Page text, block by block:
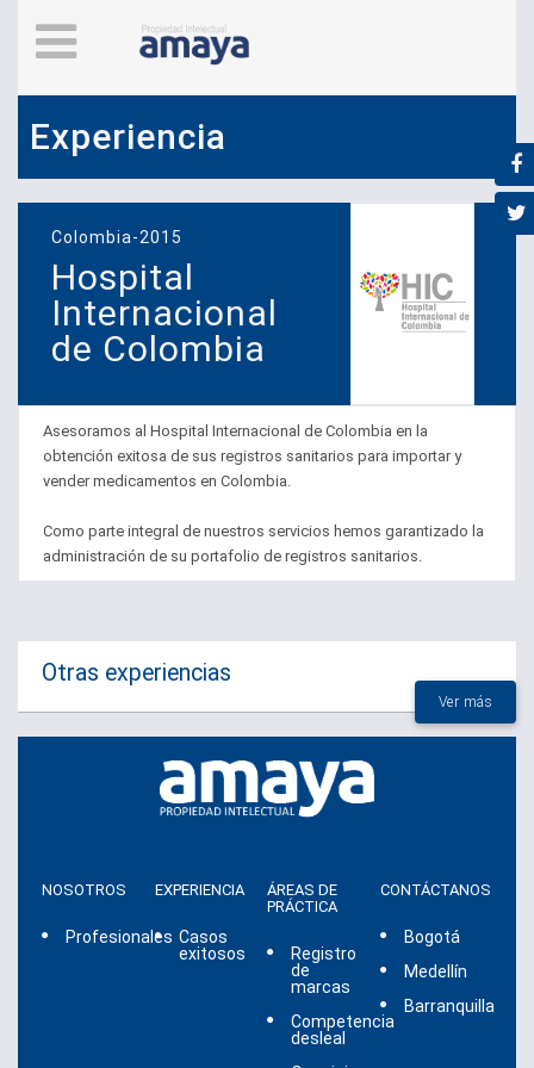
Experiencia
Colombia-2015
Hospital
Internacional
de Colombia
Asesoramos al Hospital Internacional de Colombia en la
obtención exitosa de sus registros sanitarios para importar y
vender medicamentos en Colombia.
Como parte integral de nuestros servicios hemos garantizado la
administración de su portafolio de registros sanitarios.
Otras experiencias
Ver más
NOSOTROS
Profesionales
EXPERIENCIA
Casos
exitosos
ÁREAS DE
PRÁCTICA
Registro
de
marcas
Competencia
desleal
CONTÁCTANOS
Bogotá
Medellín
Barranquilla